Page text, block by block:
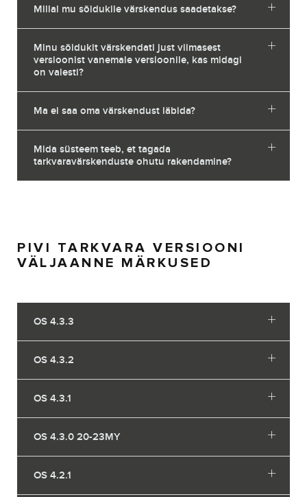
Millal mu sõidukile värskendus saadetakse?
Minu sõidukit värskendati just viimasest
versioonist vanemale versioonile, kas midagi
on valesti?
Ma ei saa oma värskendust läbida?
Mida süsteem teeb, et tagada
tarkvaravärskenduste ohutu rakendamine?
PIVI TARKVARA VERSIOONI
VÄLJAANNE MÄRKUSED
OS 4.3.3
OS 4.3.2
OS 4.3.1
OS 4.3.0 20-23MY
OS 4.2.1